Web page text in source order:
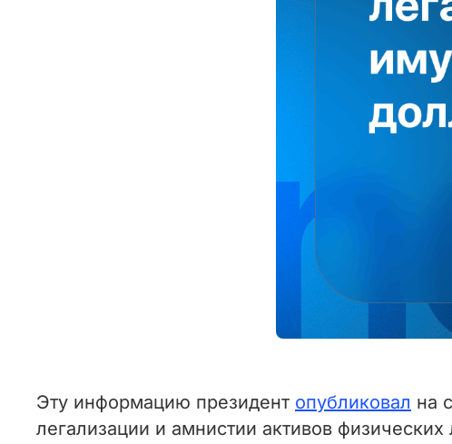
Эту информацию президент опубликовал на
легализации и амнистии активов физических